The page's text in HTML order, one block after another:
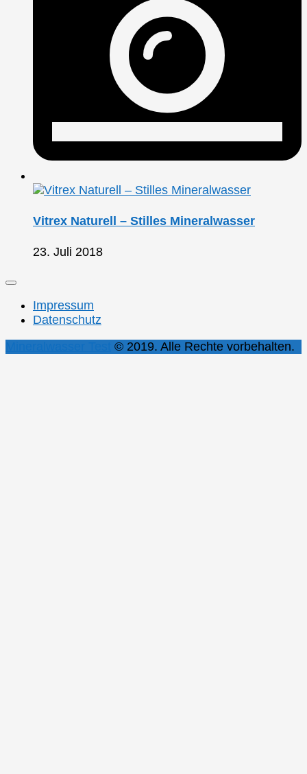
Vitrex Naturell – Stilles Mineralwasser
23. Juli 2018
Impressum
Datenschutz
© 2019. Alle Rechte vorbehalten.